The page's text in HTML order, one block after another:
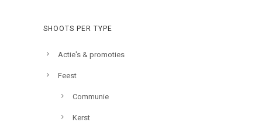
SHOOTS PER TYPE
Actie's & promoties
Feest
Communie
Kerst